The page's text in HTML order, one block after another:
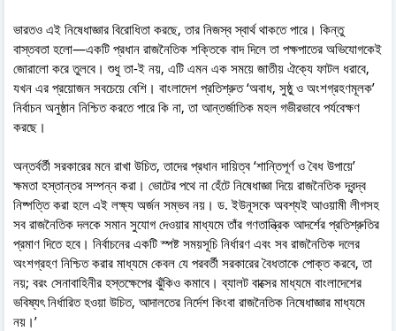
ভারতও এই নিষেধাজ্ঞার বিরোধিতা করছে, তার নিজস্ব স্বার্থ থাকতে পারে। কিন্তু
বাস্তবতা হলো—একটি প্রধান রাজনৈতিক শক্তিকে বাদ দিলে তা পক্ষপাতের অভিযোগকেই
জোরালো করে তুলবে। শুধু তা-ই নয়, এটি এমন এক সময়ে জাতীয় ঐক্যে ফাটল ধরাবে,
যখন এর প্রয়োজন সবচেয়ে বেশি। বাংলাদেশ প্রতিশ্রুত ‘অবাধ, সুষ্ঠু ও অংশগ্রহণমূলক’
নির্বাচন অনুষ্ঠান নিশ্চিত করতে পারে কি না, তা আন্তর্জাতিক মহল গভীরভাবে পর্যবেক্ষণ
করছে।
অন্তর্বর্তী সরকারের মনে রাখা উচিত, তাদের প্রধান দায়িত্ব ‘শান্তিপূর্ণ ও বৈধ উপায়ে’
ক্ষমতা হস্তান্তর সম্পন্ন করা। ভোটের পথে না হেঁটে নিষেধাজ্ঞা দিয়ে রাজনৈতিক দ্বন্দ্ব
নিষ্পত্তি করা হলে এই লক্ষ্য অর্জন সম্ভব নয়। ড. ইউনূসকে অবশ্যই আওয়ামী লীগসহ
সব রাজনৈতিক দলকে সমান সুযোগ দেওয়ার মাধ্যমে তাঁর গণতান্ত্রিক আদর্শের প্রতিশ্রুতির
প্রমাণ দিতে হবে। নির্বাচনের একটি স্পষ্ট সময়সূচি নির্ধারণ এবং সব রাজনৈতিক দলের
অংশগ্রহণ নিশ্চিত করার মাধ্যমে কেবল যে পরবর্তী সরকারের বৈধতাকে পোক্ত করবে, তা
নয়; বরং সেনাবাহিনীর হস্তক্ষেপের ঝুঁকিও কমাবে। ব্যালট বাক্সের মাধ্যমে বাংলাদেশের
ভবিষ্যৎ নির্ধারিত হওয়া উচিত, আদালতের নির্দেশ কিংবা রাজনৈতিক নিষেধাজ্ঞার মাধ্যমে
নয়।’